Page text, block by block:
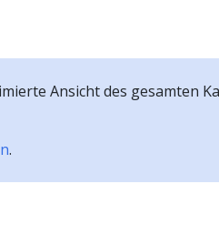
Ansicht des gesamten
.